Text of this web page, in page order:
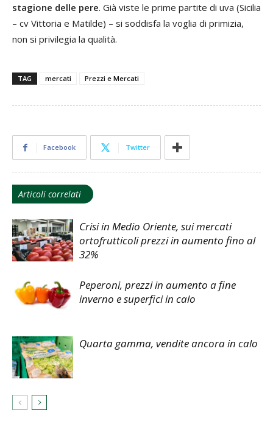
stagione delle pere. Già viste le prime partite di uva (Sicilia
– cv Vittoria e Matilde) – si soddisfa la voglia di primizia,
non si privilegia la qualità.
TAG mercati Prezzi e Mercati
Facebook Twitter
Articoli correlati
Crisi in Medio Oriente, sui mercati
ortofrutticoli prezzi in aumento fino al
32%
Peperoni, prezzi in aumento a fine
inverno e superfici in calo
Quarta gamma, vendite ancora in calo